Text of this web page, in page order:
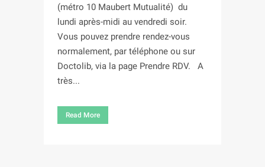
(métro 10 Maubert Mutualité) du
lundi après-midi au vendredi soir.
Vous pouvez prendre rendez-vous
normalement, par téléphone ou sur
Doctolib, via la page Prendre RDV. A
très...
Read More